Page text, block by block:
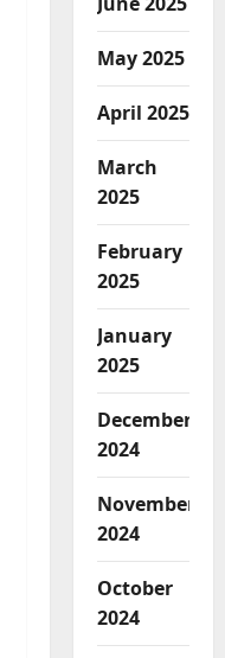
May 2025
April 2025
March
2025
February
2025
January
2025
December
2024
November
2024
October
2024